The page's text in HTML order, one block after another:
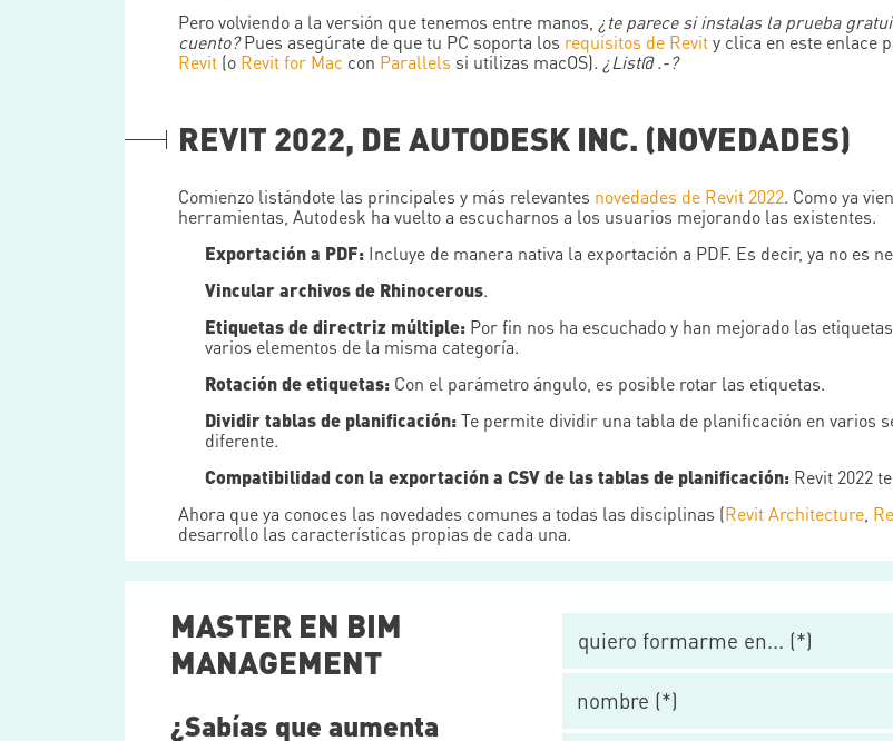
Pero volviendo a la versión que tenemos entre manos, ¿te parece si instalas la prueba
cuento?Pues asegúrate de que tu PC soporta los requisitos de Revity clica en este enlace
Revit (o Revit for Mac con Parallels si utilizas macOS). ¿List@ .-?
REVIT 2022, DE AUTODESK INC. (NOVEDADES)
Comienzo listándote las principales y más relevantes novedades de Revit 2022. Como ya
herramientas, Autodesk ha vuelto a escucharnos a los usuarios mejorando las existentes.
Exportación a PDF: Incluye de manera nativa la exportación a PDF. Es decir, ya no es
Vincular archivos de Rhinocerous.
Etiquetas de directriz múltiple: Por fin nos ha escuchado y han mejorado las
varios elementos de la misma categoría.
Rotación de etiquetas: Con el parámetro ángulo, es posible rotar las etiquetas.
Dividir tablas de planificación:Te permite dividir una tabla de planificación en varios
diferente.
Compatibilidad con la exportación a CSV de las tablas de planificación: Revit 2022
Ahora que ya conoces las novedades comunes a todas las disciplinas (Revit Architecture
desarrollo las características propias de cada una.
MASTER EN BIM
MANAGEMENT
¿Sabías que aumenta